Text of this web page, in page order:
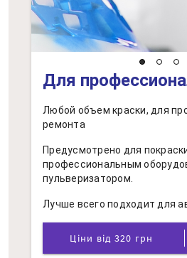
Для
Любой объем краски, для
ремонта
Предусмотрено для
профессиональным
пульверизатором.
Лучше всего подходит для
Ціни від 320 грн